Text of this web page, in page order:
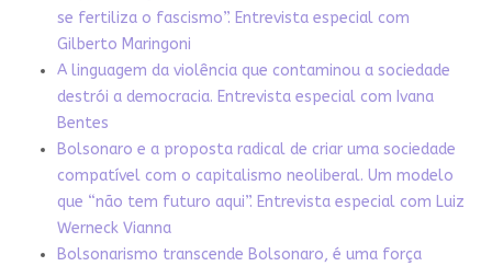
se fertiliza o fascismo”. Entrevista especial com
Gilberto Maringoni
A linguagem da violência que contaminou a sociedade
destrói a democracia. Entrevista especial com Ivana
Bentes
Bolsonaro e a proposta radical de criar uma sociedade
compatível com o capitalismo neoliberal. Um modelo
que “não tem futuro aqui”. Entrevista especial com Luiz
Werneck Vianna
Bolsonarismo transcende Bolsonaro, é uma força